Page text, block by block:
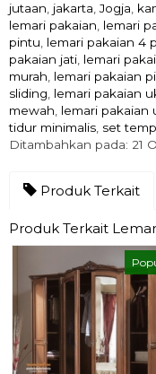
jutaan jakarta ,Jogja
lemari pakaian lemari
pintu lemari pakaian 4
pakaian jati lemari
murah lemari pakaian
sliding lemari pakaian
mewah lemari pakaian
tidur minimalis set
Ditambahkan pada: 21
Produk Terkait
Produk Terkait